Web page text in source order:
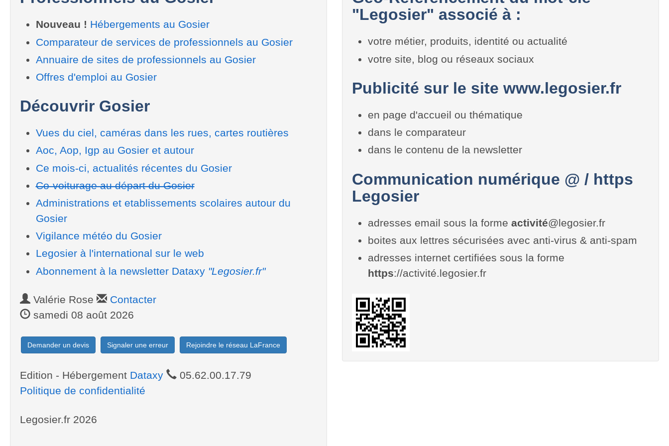
Nouveau ! Hébergements au Gosier
Comparateur de services de professionnels au Gosier
Annuaire de sites de professionnels au Gosier
Offres d'emploi au Gosier
Découvrir Gosier
Vues du ciel, caméras dans les rues, cartes routières
Aoc, Aop, Igp au Gosier et autour
Ce mois-ci, actualités récentes du Gosier
Co-voiturage au départ du Gosier
Administrations et etablissements scolaires autour du
Gosier
Vigilance météo du Gosier
Legosier à l'international sur le web
Abonnement à la newsletter Dataxy "Legosier.fr"
Valérie Rose
Contacter
samedi 08 août 2026
Demander un devis Signaler une erreur Rejoindre le réseau LaFrance
Edition - Hébergement Dataxy
05.62.00.17.79
Politique de confidentialité
Legosier.fr 2026
"Legosier" associé à :
votre métier, produits, identité ou actualité
votre site, blog ou réseaux sociaux
Publicité sur le site www.legosier.fr
en page d'accueil ou thématique
dans le comparateur
dans le contenu de la newsletter
Communication numérique @ / https
Legosier
adresses email sous la forme activité@legosier.fr
boites aux lettres sécurisées avec anti-virus & anti-spam
adresses internet certifiées sous la forme
https://activité.legosier.fr